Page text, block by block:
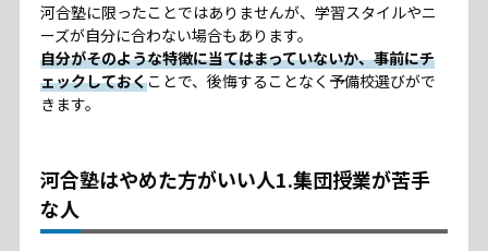
河合塾に限ったことではありませんが、学習スタイルやニ
ーズが自分に合わない場合もあります。
自分がそのような特徴に当てはまっていないか、事前にチ
ェックしておくことで、後悔することなく予備校選びがで
きます。
河合塾はやめた方がいい人1.集団授業が苦手
な人